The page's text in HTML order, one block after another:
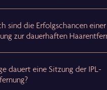
sind die Erfolgschancen einer
zur dauerhaften
dauert eine Sitzung der IPL-